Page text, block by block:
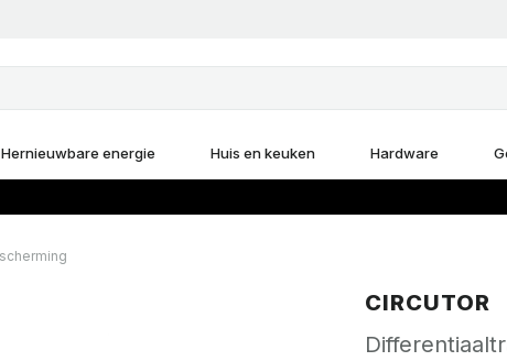
Hernieuwbare energie Huis en keuken Hardware
CIRCUTOR